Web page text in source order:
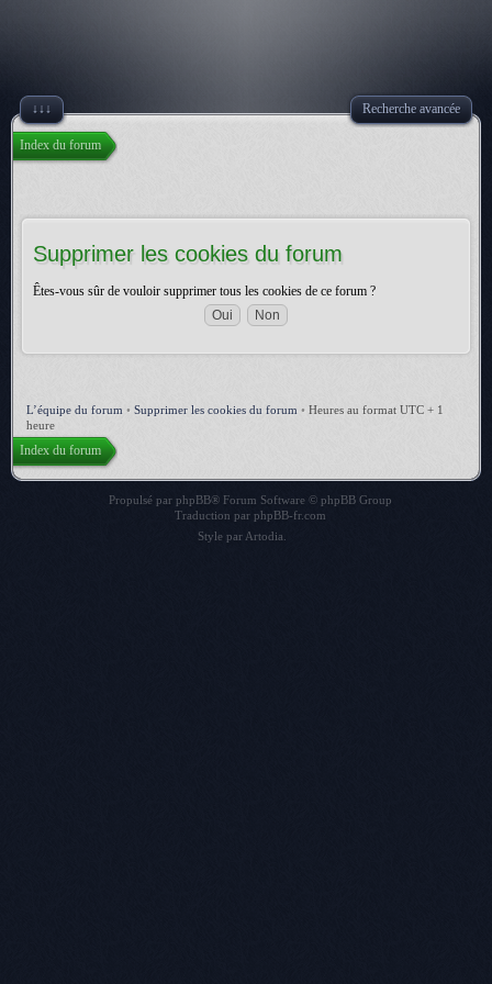
↓↓↓ Recherche avancée
Index du forum
Supprimer les cookies du forum
Êtes-vous sûr de vouloir supprimer tous les cookies de ce forum ?
L’équipe du forum • Supprimer les cookies du forum • Heures au format UTC + 1
heure
Index du forum
Propulsé par phpBB® Forum Software © phpBB Group
Traduction par phpBB-fr.com
Style par Artodia